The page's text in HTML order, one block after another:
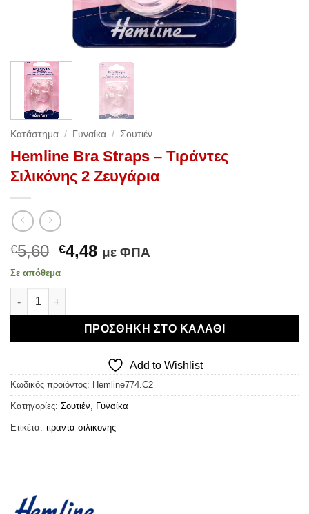
Κατάστημα / Γυναίκα / Σουτιέν
Hemline Bra Straps – Τιράντες
Σιλικόνης 2 Ζευγάρια
€5,60 Original
price
was:
€5,60.
€4,48Η
€4,48.
με ΦΠΑ
Σε απόθεμα
Hemline Bra Straps - Τιράντες Σιλικόνης 2 Ζευγάρια ποσότητα
ΠΡΟΣΘΉΚΗ ΣΤΟ ΚΑΛΆΘΙ
Add to Wishlist
Κωδικός προϊόντος: Hemline774.C2
Κατηγορίες: Σουτιέν, Γυναίκα
Ετικέτα: τιραντα σιλικονης